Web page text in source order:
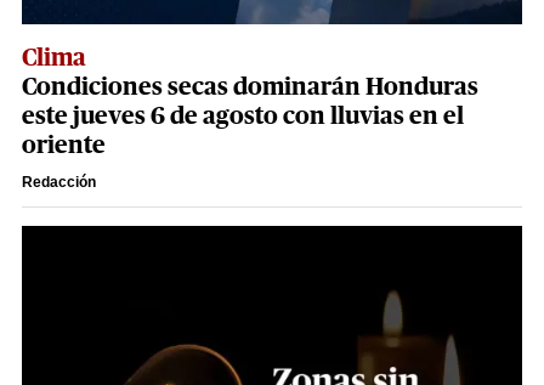
Clima
Condiciones secas dominarán Honduras
este jueves 6 de agosto con lluvias en el
oriente
Redacción